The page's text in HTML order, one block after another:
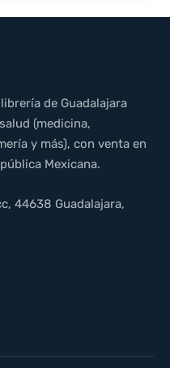
de Guadalajara
(medicina,
y más), con venta en
Mexicana.
44638 Guadalajara,